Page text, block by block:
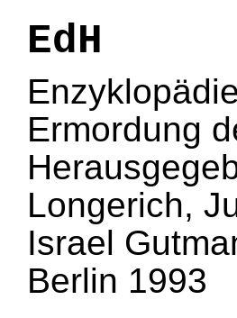
EdH
Ermordung
Longerich,
Israel
Berlin 1993